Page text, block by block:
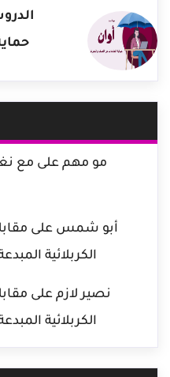
مو مهم على مع
أبو شمس على
الكربلائية
نصير لازم على
الكربلائية